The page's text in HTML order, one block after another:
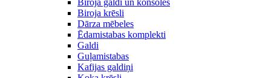
Biroja galdi un konsoles
Biroja krēsli
Dārza mēbeles
Ēdamistabas komplekti
Galdi
Guļamistabas
Kafijas galdiņi